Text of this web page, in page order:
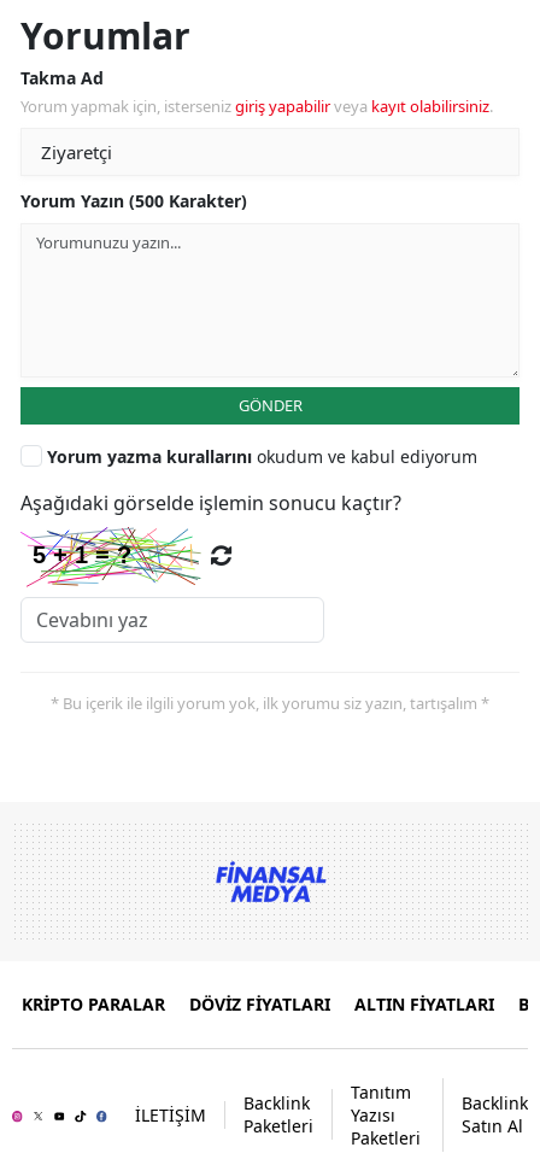
Yorumlar
Takma Ad
Yorum yapmak için, istersenizgiriş yapabilirveya kayıt olabilirsiniz.
Yorum Yazın (500 Karakter)
GÖNDER
Yorum yazma kurallarını okudum ve kabul ediyorum
Aşağıdaki görselde işlemin sonucu kaçtır?
* Bu içerik ile ilgili yorum yok, ilk yorumu siz yazın, tartışalım *
KRİPTO PARALAR DÖVİZ FİYATLARI ALTIN FİYATLARI
İLETİŞİM
Backlink
Paketleri
Tanıtım
Yazısı
Paketleri
Backlink
Satın Al